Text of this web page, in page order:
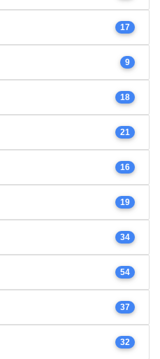
17
9
18
21
16
19
34
54
37
32